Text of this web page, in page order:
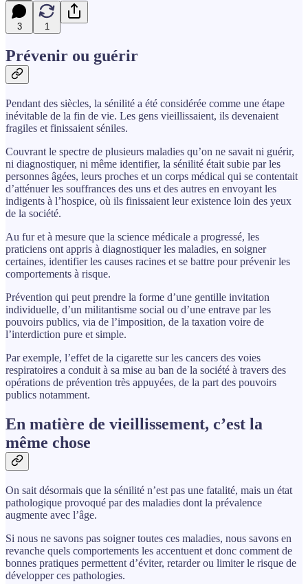
3 1
Prévenir ou guérir
Pendant des siècles, la sénilité a été considérée comme une étape
inévitable de la fin de vie. Les gens vieillissaient, ils devenaient
fragiles et finissaient séniles.
Couvrant le spectre de plusieurs maladies qu’on ne savait ni guérir,
ni diagnostiquer, ni même identifier, la sénilité était subie par les
personnes âgées, leurs proches et un corps médical qui se contentait
d’atténuer les souffrances des uns et des autres en envoyant les
indigents à l’hospice, où ils finissaient leur existence loin des yeux
de la société.
Au fur et à mesure que la science médicale a progressé, les
praticiens ont appris à diagnostiquer les maladies, en soigner
certaines, identifier les causes racines et se battre pour prévenir les
comportements à risque.
Prévention qui peut prendre la forme d’une gentille invitation
individuelle, d’un militantisme social ou d’une entrave par les
pouvoirs publics, via de l’imposition, de la taxation voire de
l’interdiction pure et simple.
Par exemple, l’effet de la cigarette sur les cancers des voies
respiratoires a conduit à sa mise au ban de la société à travers des
opérations de prévention très appuyées, de la part des pouvoirs
publics notamment.
En matière de vieillissement, c’est la
même chose
On sait désormais que la sénilité n’est pas une fatalité, mais un état
pathologique provoqué par des maladies dont la prévalence
augmente avec l’âge.
Si nous ne savons pas soigner toutes ces maladies, nous savons en
revanche quels comportements les accentuent et donc comment de
bonnes pratiques permettent d’éviter, retarder ou limiter le risque de
développer ces pathologies.